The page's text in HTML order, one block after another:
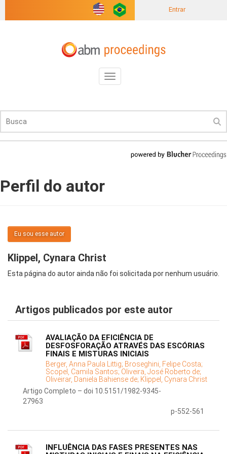
Entrar
Toggle
navigation
Perfil do autor
Eu sou esse autor
Klippel, Cynara Christ
Esta página do autor ainda não foi solicitada por nenhum usuário.
Artigos publicados por este autor
AVALIAÇÃO DA EFICIÊNCIA DE
DESFOSFORAÇÃO ATRAVÉS DAS ESCÓRIAS
FINAIS E MISTURAS INICIAIS
Berger, Anna Paula Littig; Broseghini, Felipe Costa;
Scopel, Camila Santos; Oliveira, José Roberto de;
Oliveirar, Daniela Bahiense de; Klippel, Cynara Christ
Artigo Completo – doi 10.5151/1982-9345-
27963
p-552-561
INFLUÊNCIA DAS FASES PRESENTES NAS